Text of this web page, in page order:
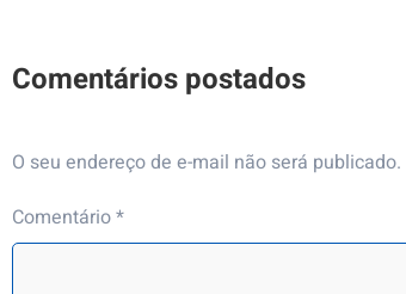
O seu endereço de e-mail não será publicado.
Comentário*